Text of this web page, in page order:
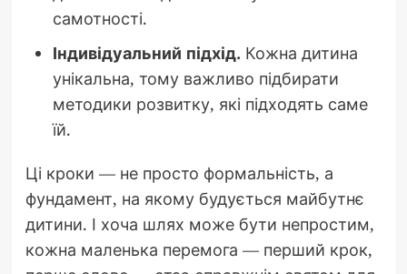
самотності.
Індивідуальний підхід. Кожна дитина
унікальна, тому важливо підбирати
методики розвитку, які підходять саме
їй.
Ці кроки — не просто формальність, а
фундамент, на якому будується майбутнє
дитини. І хоча шлях може бути непростим,
кожна маленька перемога — перший крок,